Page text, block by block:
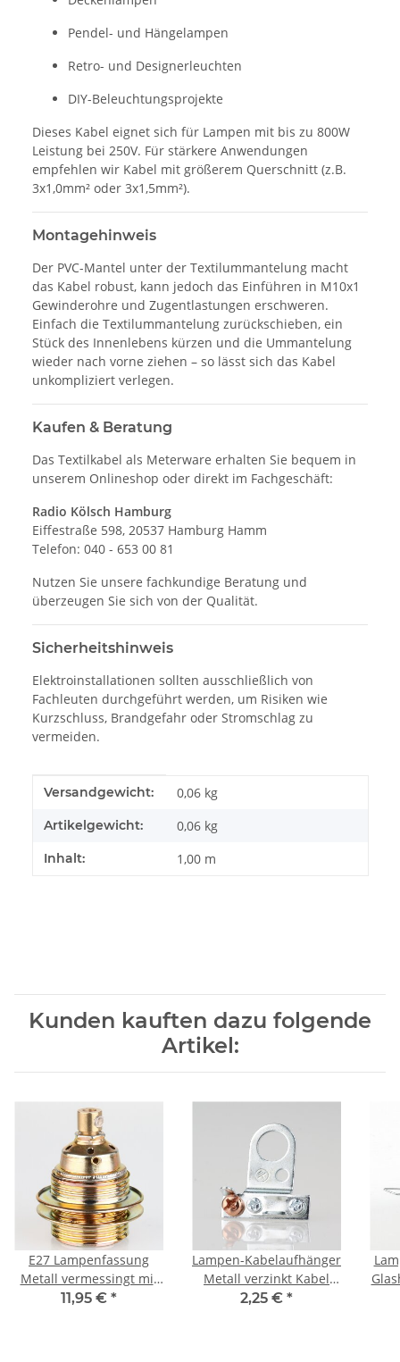
Pendel- und Hängelampen
Retro- und Designerleuchten
DIY-Beleuchtungsprojekte
Dieses Kabel eignet sich für Lampen mit bis zu 800W
Leistung bei 250V. Für stärkere Anwendungen
empfehlen wir Kabel mit größerem Querschnitt (z.B.
3x1,0mm² oder 3x1,5mm²).
Montagehinweis
Der PVC-Mantel unter der Textilummantelung macht
das Kabel robust, kann jedoch das Einführen in M10x1
Gewinderohre und Zugentlastungen erschweren.
Einfach die Textilummantelung zurückschieben, ein
Stück des Innenlebens kürzen und die Ummantelung
wieder nach vorne ziehen – so lässt sich das Kabel
unkompliziert verlegen.
Kaufen & Beratung
Das Textilkabel als Meterware erhalten Sie bequem in
unserem Onlineshop oder direkt im Fachgeschäft:
Radio Kölsch Hamburg
Eiffestraße 598, 20537 Hamburg Hamm
Telefon: 040 - 653 00 81
Nutzen Sie unsere fachkundige Beratung und
überzeugen Sie sich von der Qualität.
Sicherheitshinweis
Elektroinstallationen sollten ausschließlich von
Fachleuten durchgeführt werden, um Risiken wie
Kurzschluss, Brandgefahr oder Stromschlag zu
vermeiden.
Produkteigenschaft
Wert
Versandgewicht: 0,06 kg
Artikelgewicht: 0,06 kg
Inhalt: 1,00 m
Kunden kauften dazu folgende
Artikel:
E27 Lampenfassung
Metall vermessingt mit
Zugentlastung 2
11,95 € *
Lampen-Kabelaufhänger
Metall verzinkt Kabel
Zugentlaster für 10er
2,25 € *